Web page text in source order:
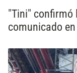
"Tini"
comunicado